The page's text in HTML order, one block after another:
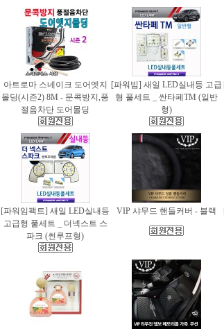
아트로마 스네이크 도어엣지
몰딩(시즌2) 8M - 문콕방지,풍
절음차단 도어몰딩
[파워빔] 새일 LED실내등 고급
형 풀세트 _ 싼타페TM (일반
형)
[파워임팩트] 새일 LED실내등
고급형 풀세트 _ 더넥스트 스
파크 (썬루프형)
VIP 샤무드 핸들커버 - 블랙